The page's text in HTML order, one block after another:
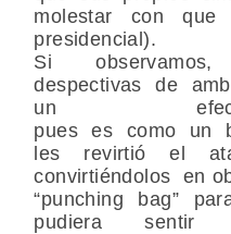
molestar con
presidencial).
Si
despectivas de
un
pues es como un
les revirtió el
convirtiéndolos en
“punching bag”
pudiera